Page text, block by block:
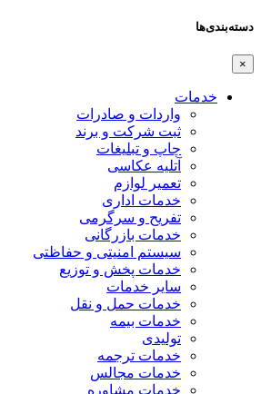
دسته‌بندی‌ها
×
خدمات
واردات و صادرات
ثبت شرکت و برند
چاپ و تبلیغات
آتلیه عکاسی
تعمیر لوازم
خدمات اداری
تفریح و سرگرمی
خدمات بازرگانی
سیستم امنیتی و حفاظتی
خدمات پخش و توزیع
سایر خدمات
خدمات حمل و نقل
خدمات بیمه
تولیدی
خدمات ترجمه
خدمات مجالس
خدمات مشاوره